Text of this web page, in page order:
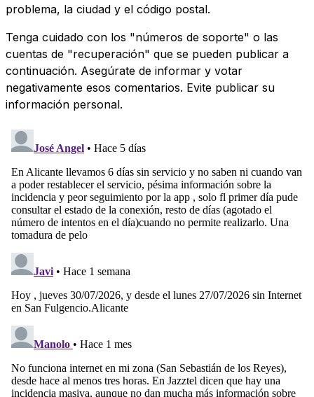
problema, la ciudad y el código postal.
Tenga cuidado con los "números de soporte" o las
cuentas de "recuperación" que se pueden publicar a
continuación. Asegúrate de informar y votar
negativamente esos comentarios. Evite publicar su
información personal.